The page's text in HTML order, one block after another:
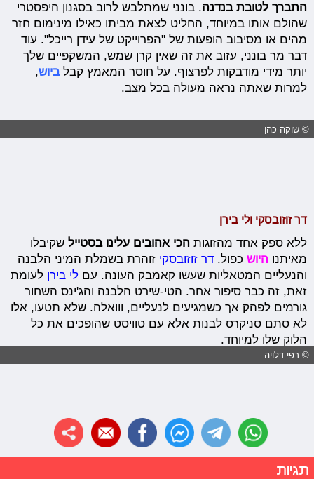
התברך לטובת בנדנה. בונני שמתלבש לרוב בסגנון היפסטרי
שהולם אותו במיוחד, החליט לצאת מביתו כאילו מינימום חזר
מהים או מסיבוב הופעות של "הפרוייקט של עידן רייכל". עוד
דבר מר בונני, עזוב את זה שאין קרן שמש, המשקפיים שלך
יותר מידי מודבקות לפרצוף. על חוסר המאמץ קבלביוש,
למרות שאתה נראה מעולה בכל מצב.
© שוקה כהן
דר זוזובסקי ולי בירן
ללא ספק אחד מהזוגותהכי אהובים עלינו בסטייל שקיבלו
מאיתנוהיוש כפול.דר זוזובסקי זוהרת בשמלת המיני הלבנה
והנעליים המטאליות שעשו קאמבק העונה. עםלי בירן לעומת
זאת, זה כבר סיפור אחר. הטי-שירט הלבנה והג'ינס השחור
גורמים לפהק אך כשמגיעים לנעליים, ווואלה. שלא תטעו, אלו
לא סתם סניקרס לבנות אלא עם טוויסט שהופכים את כל
הלוק שלו למיוחד.
© רפי דלויה
תגיות